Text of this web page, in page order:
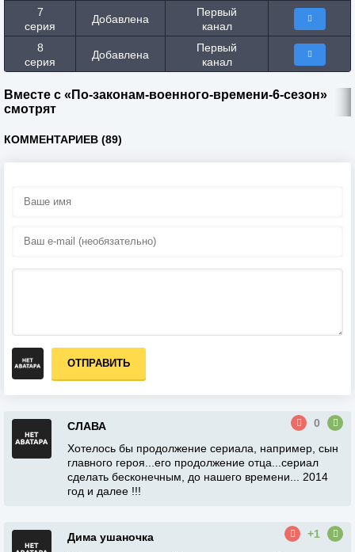
7
серия
Добавлена
Первый
канал
8
серия
Добавлена
Первый
канал
Вместе с «По-законам-военного-времени-6-сезон»
смотрят
КОММЕНТАРИЕВ (89)
ОТПРАВИТЬ
СЛАВА
0
Хотелось бы продолжение сериала, например, сын
главного героя...его продолжение отца...сериал
сделать бесконечным, до нашего времени... 2014
год и далее !!!
Дима ушаночка
+1